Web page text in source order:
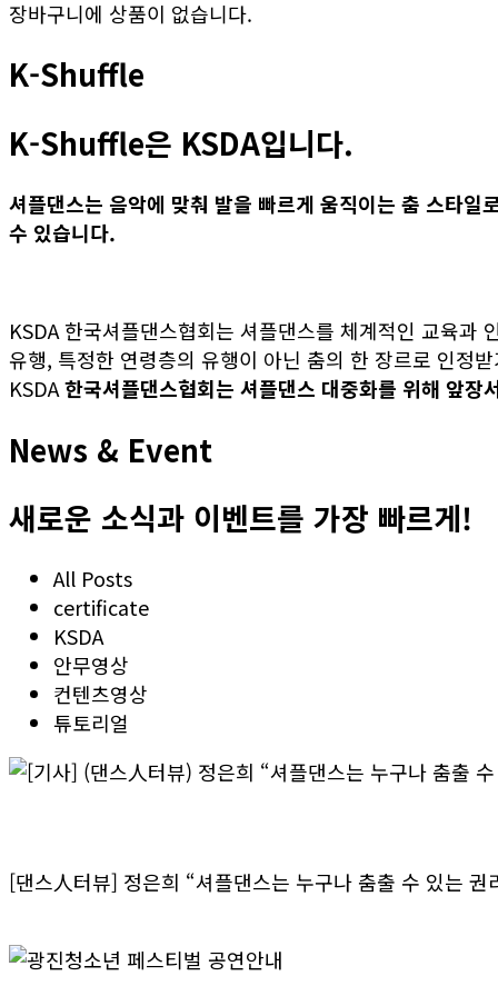
장바구니에 상품이 없습니다.
K-Shuffle
K-Shuffle은 KSDA입니다.
셔플댄스는 음악에 맞춰 발을 빠르게 움직이는 춤 스타일
수 있습니다.
KSDA 한국셔플댄스협회는 셔플댄스를 체계적인 교육과
유행, 특정한 연령층의 유행이 아닌 춤의 한 장르로 인정
KSDA한국셔플댄스협회는 셔플댄스 대중화를 위해 앞장
News & Event
새로운 소식과 이벤트를 가장 빠르게!
All Posts
certificate
KSDA
안무영상
컨텐츠영상
튜토리얼
[댄스人터뷰] 정은희 “셔플댄스는 누구나 춤출 수 있는